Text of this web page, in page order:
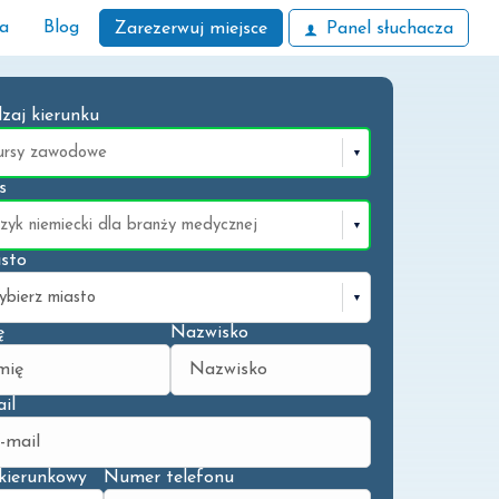
Blog Zarezerwuj miejsce Panel słuchacza
kierunku
Nazwisko
Numer telefonu